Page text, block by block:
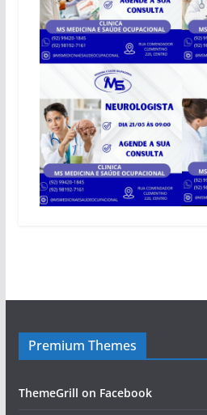
Premium Themes
ThemeGrill on Facebook